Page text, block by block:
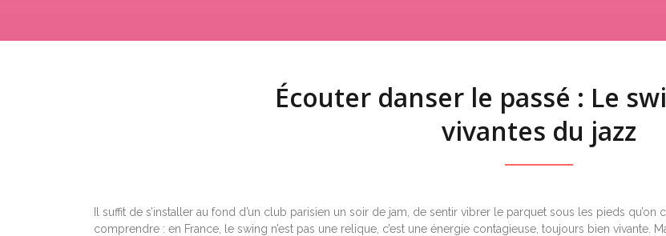
Écouter danser le passé : Le
vivantes du jazz
Il suffit de s’installer au fond d’un club parisien un soir de jam, de sentir vibrer le parquet sous les pieds
comprendre : en France, le swing n’est pas une relique, c’est une énergie contagieuse, toujours bien vivante.